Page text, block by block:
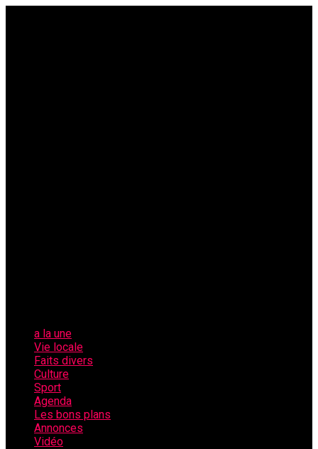
a la une
Vie locale
Faits divers
Culture
Sport
Agenda
Les bons plans
Annonces
Vidéo